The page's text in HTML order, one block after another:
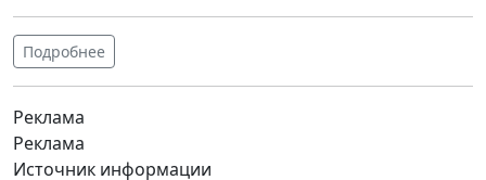
Подробнее
Реклама
Реклама
Источник информации